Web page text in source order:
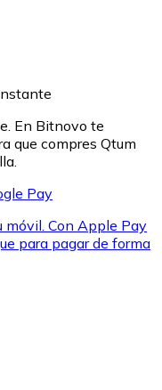
En Bitnovo te
que compres Qtum
Pay
móvil. Con Apple Pay
para pagar de forma